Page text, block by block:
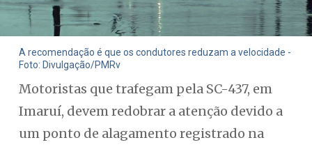
A recomendação é que os condutores reduzam a velocidade -
Foto: Divulgação/PMRv
Motoristas que trafegam pela SC-437, em
Imaruí, devem redobrar a atenção devido a
um ponto de alagamento registrado na